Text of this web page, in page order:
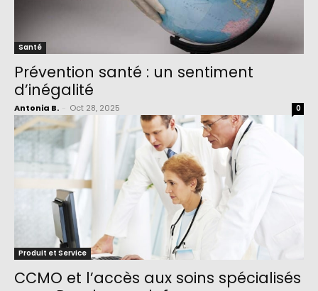
Santé
Prévention santé : un sentiment
d’inégalité
Antonia B. Oct 28, 2025 0
Produit et Service
CCMO et l’accès aux soins spécialisés